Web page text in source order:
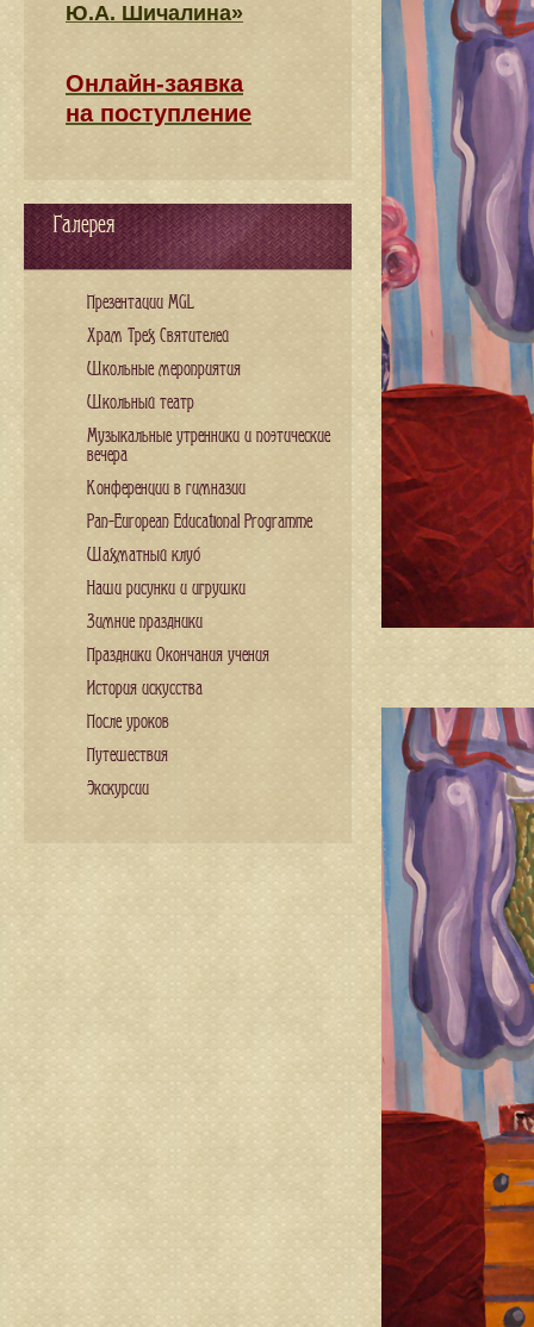
Ю.А. Шичалина»
Онлайн-заявка
на поступление
Галерея
Презентации MGL
Храм Трех Святителей
Школьные мероприятия
Школьный театр
Музыкальные утренники и поэтические
вечера
Конференции в гимназии
Pan-European Educational Programme
Шахматный клуб
Наши рисунки и игрушки
Зимние праздники
Праздники Окончания учения
История искусства
После уроков
Путешествия
Экскурсии